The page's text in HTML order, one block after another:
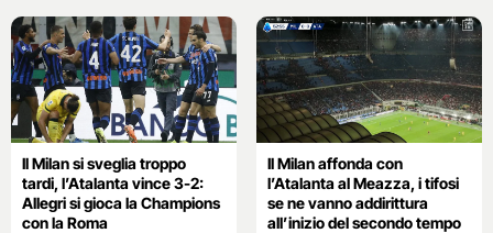
Il Milan si sveglia troppo
tardi, l’Atalanta vince 3-2:
Allegri si gioca la Champions
con la Roma
Il Milan affonda con
l’Atalanta al Meazza, i tifosi
se ne vanno addirittura
all’inizio del secondo tempo